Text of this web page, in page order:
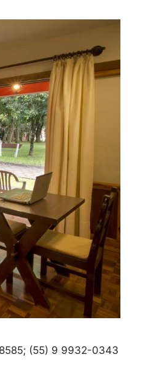
(55) 9 9932-0343